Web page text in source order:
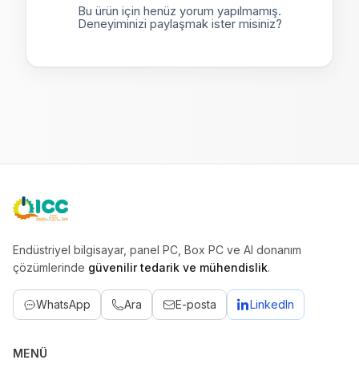
Bu ürün için henüz yorum yapılmamış.
Deneyiminizi paylaşmak ister misiniz?
ICC
Endüstriyel bilgisayar, panel PC, Box PC ve AI donanım
çözümlerinde güvenilir tedarik ve mühendislik.
WhatsApp Ara E-posta LinkedIn
MENÜ